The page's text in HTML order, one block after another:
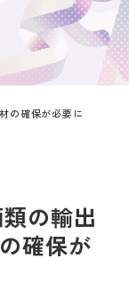
の確保が必要に
の輸出
確保が